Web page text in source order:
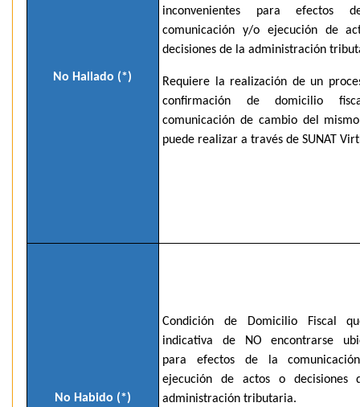
No Hallado (*)
inconvenientes para efectos
comunicación y/o ejecución de
decisiones de la administración
Requiere la realización de un
confirmación de domicilio
comunicación de cambio del
puede realizar a través de SUNAT
No Habido (*)
Condición de Domicilio Fiscal
indicativa de NO encontrarse
para efectos de la
ejecución de actos o decisiones
administración tributaria.